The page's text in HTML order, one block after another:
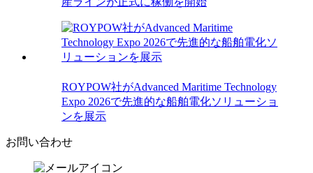
ROYPOW社がAdvanced Maritime Technology
Expo 2026で先進的な船舶電化ソリューショ
ンを展示
お問い合わせ